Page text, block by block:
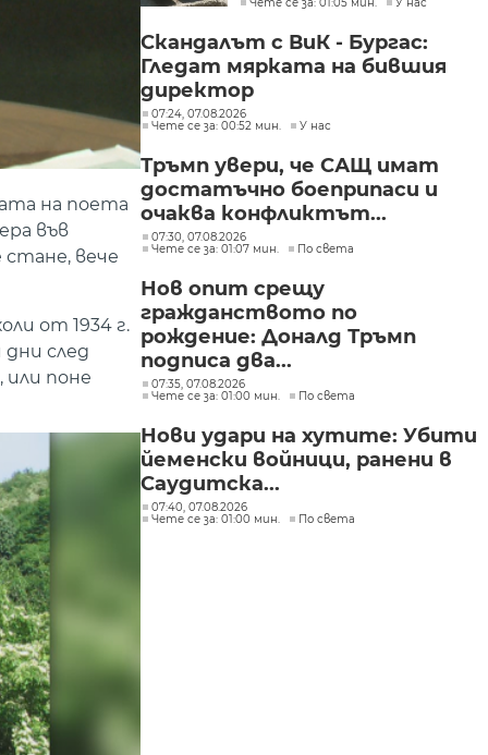
на поета
във
вече
от 1934 г.
след
поне
под стража“
Скандалът с ВиК - Бургас:
Гледат мярката на бившия
директор
07:24, 07.08.2026
Чете се за: 00:52 мин.
У нас
Тръмп увери, че САЩ имат
достатъчно боеприпаси и
очаква конфликтът...
07:30, 07.08.2026
Чете се за: 01:07 мин.
По света
Нов опит срещу
гражданството по
рождение: Доналд Тръмп
подписа два...
07:35, 07.08.2026
Чете се за: 01:00 мин.
По света
Нови удари на хутите: Убити
йеменски войници, ранени в
Саудитска...
07:40, 07.08.2026
Чете се за: 01:00 мин.
По света